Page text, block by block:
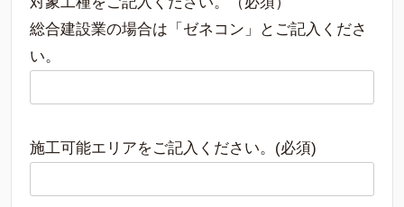
総合建設業の場合は「ゼネコン」とご記入くださ
い。
施工可能エリアをご記入ください。(必須)